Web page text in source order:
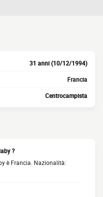
31 anni (10/12/1994)
Francia
Centrocampista
?
è Francia. Nazionalità: